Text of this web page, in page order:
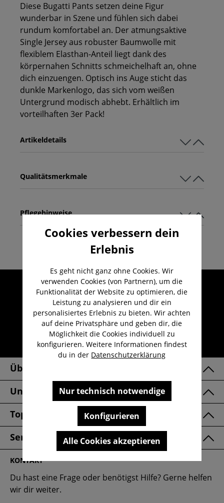
Diese Bugatti Pants setzen deine Figur
wunderbar in Szene und fühlen sich dabei
rundum komfortabel an. Der atmungsaktive
Single Jersey aus robuster Baumwolle mit
flexiblem Elasthan-Anteil liegt dank des
körpernahen Schnitts schmeichelhaft an, ohne
dich einzuengen. Optisch ins Auge sticht das
dunkle Markenlogo, das sich vom weißen
Untergrund modisch abhebt. Erhältlich im
vorteilhaften 3er Pack!
Qualitätsmerkmale
Artikeldetails
Pflegehinweise
Umfangreicher Kundenservice
Kauf auf Rechnung
Kostenloser Versand ab 29,-€
Lieferzeit 1-3 Werktage
30 Tage kostenlose Retoure
Über Uns
Unsere Marken
Top Kategorien
Service & FAQ
KONTAKT
Du hast eine Frage oder benötigst Hilfe? Gerne helfen
wir dir weiter.
Cookies verbessern dein
Erlebnis
Es geht nicht ganz ohne Cookies. Wir
verwenden Cookies (von Partnern), um die
Funktionalität der Website zu optimieren, die
Leistung zu analysieren und dir ein
personalisiertes Erlebnis zu bieten. Wir achten
auf deine Privatsphäre und geben dir, die
Möglichkeit die Cookies individuell zu
konfigurieren. Weitere Informationen findest
du in der Datenschutzerklärung
Nur technisch notwendige
Konfigurieren
Alle Cookies akzeptieren